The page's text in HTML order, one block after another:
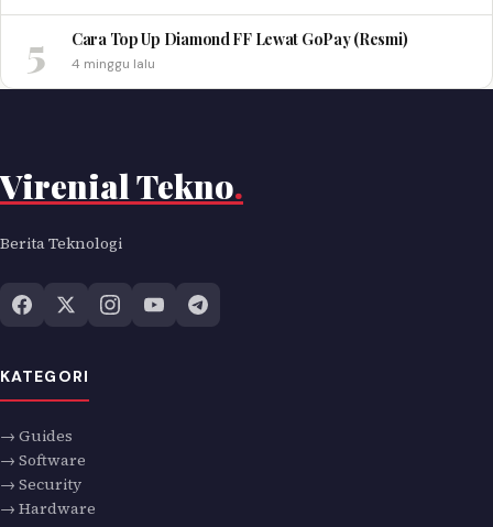
5 Cara Top Up Diamond FF Lewat GoPay (Resmi)
4 minggu lalu
Virenial Tekno.
Berita Teknologi
KATEGORI
→ Guides
→ Software
→ Security
→ Hardware